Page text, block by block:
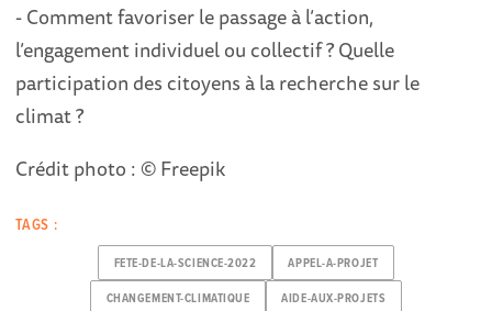
- Comment favoriser le passage à l’action,
l’engagement individuel ou collectif ? Quelle
participation des citoyens à la recherche sur le
climat ?
Crédit photo : © Freepik
TAGS :
FETE-DE-LA-SCIENCE-2022 APPEL-A-PROJET
CHANGEMENT-CLIMATIQUE AIDE-AUX-PROJETS